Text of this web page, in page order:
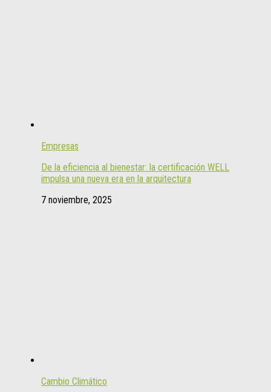
Empresas
De la eficiencia al bienestar: la certificación WELL
impulsa una nueva era en la arquitectura
7 noviembre, 2025
Cambio Climático